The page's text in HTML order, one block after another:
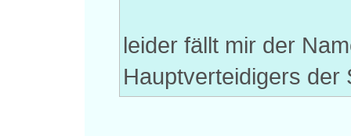
leider fällt mir der
Hauptverteidigers der